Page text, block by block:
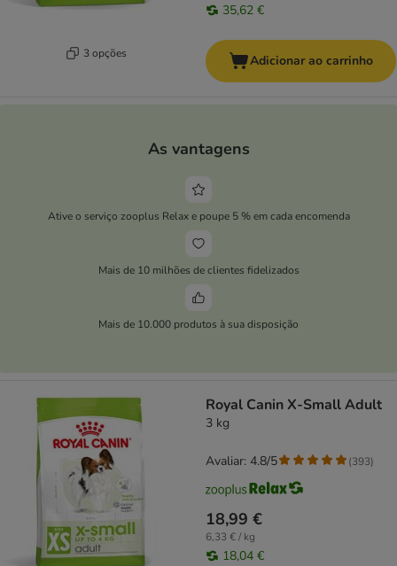
3 opções
35,62 €
Adicionar ao carrinho
As vantagens
Ative o serviço zooplus Relax e poupe 5 % em cada encomenda
Mais de 10 milhões de clientes fidelizados
Mais de 10.000 produtos à sua disposição
Royal Canin X-Small Adult
3 kg
18,99 €
6,33 € / kg
18,04 €
Avaliar: 4.8/5 (393)